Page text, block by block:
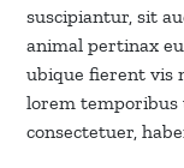
suscipiantur, sit
animal pertinax
ubique fierent vis
lorem temporibus
consectetuer,